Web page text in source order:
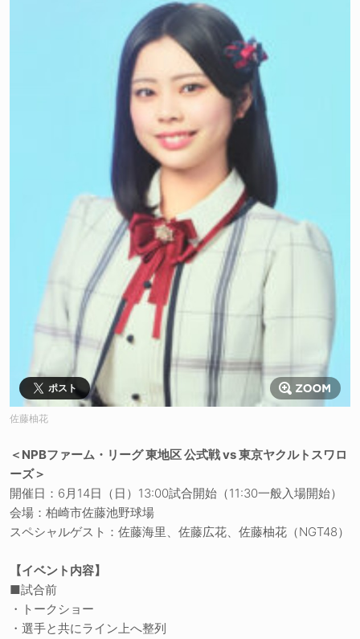
ポスト
佐藤柚花
＜NPBファーム・リーグ 東地区 公式戦 vs 東京ヤクルトスワロ
ーズ＞
開催日：6月14日（日）13:00試合開始（11:30一般入場開始）
会場：柏崎市佐藤池野球場
スペシャルゲスト：佐藤海里、佐藤広花、佐藤柚花（NGT48）
【イベント内容】
■試合前
・トークショー
・選手と共にライン上へ整列